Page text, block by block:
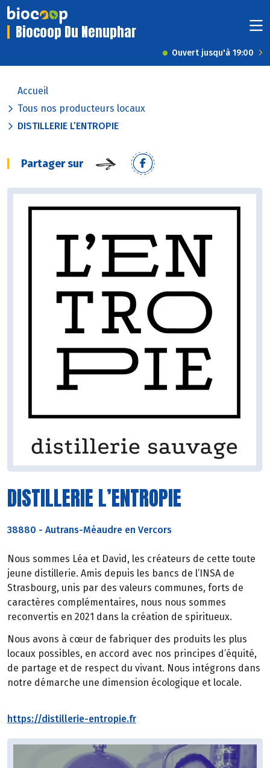
Biocoop Du Nenuphar
Ouvert jusqu'à 19:00
Accueil
Tous nos producteurs locaux
DISTILLERIE L’ENTROPIE
Partager sur
DISTILLERIE L’ENTROPIE
38880 - Autrans-Méaudre en Vercors
Nous sommes Léa et David, les créateurs de cette toute
jeune distillerie. Amis depuis les bancs de l’INSA de
Strasbourg, unis par des valeurs communes, forts de
caractères complémentaires, nous nous sommes
reconvertis en 2021 dans la création de spiritueux.
Nous avons à cœur de fabriquer des produits les plus
locaux possibles, en accord avec nos principes d’équité,
de partage et de respect du vivant. Nous intégrons dans
notre démarche une dimension écologique et locale.
https://distillerie-entropie.fr